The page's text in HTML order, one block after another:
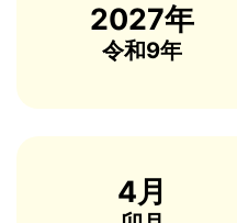
2027年
令和9年
4月